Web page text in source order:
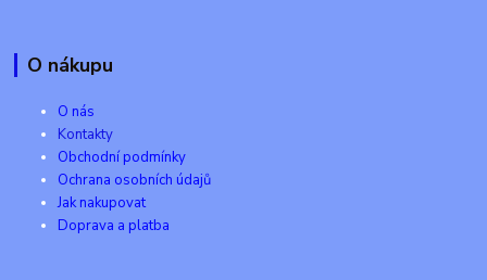
O nákupu
O nás
Kontakty
Obchodní podmínky
Ochrana osobních údajů
Jak nakupovat
Doprava a platba